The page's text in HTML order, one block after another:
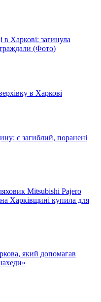
в Харкові: загинула
(Фото)
в Харкові
є загиблий, поранені
Mitsubishi Pajero
Харківщині купила для
який допомагав